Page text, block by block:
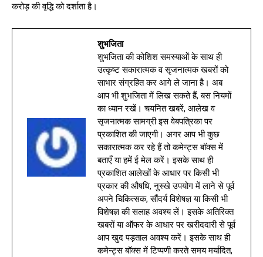
करोड़ की वृद्धि को दर्शाता है।
शुभजिता
शुभजिता की कोशिश समस्याओं के साथ ही
उत्कृष्ट सकारात्मक व सृजनात्मक खबरों को
साभार संग्रहित कर आगे ले जाना है। अब
आप भी शुभजिता में लिख सकते हैं, बस नियमों
का ध्यान रखें। चयनित खबरें, आलेख व
सृजनात्मक सामग्री इस वेबपत्रिका पर
प्रकाशित की जाएगी। अगर आप भी कुछ
सकारात्मक कर रहे हैं तो कमेन्ट्स बॉक्स में
बताएँ या हमें ई मेल करें। इसके साथ ही
प्रकाशित आलेखों के आधार पर किसी भी
प्रकार की औषधि, नुस्खे उपयोग में लाने से पूर्व
अपने चिकित्सक, सौंदर्य विशेषज्ञ या किसी भी
विशेषज्ञ की सलाह अवश्य लें। इसके अतिरिक्त
खबरों या ऑफर के आधार पर खरीददारी से पूर्व
आप खुद पड़ताल अवश्य करें। इसके साथ ही
कमेन्ट्स बॉक्स में टिप्पणी करते समय मर्यादित,